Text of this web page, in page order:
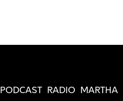
PODCAST RADIO MARTHA